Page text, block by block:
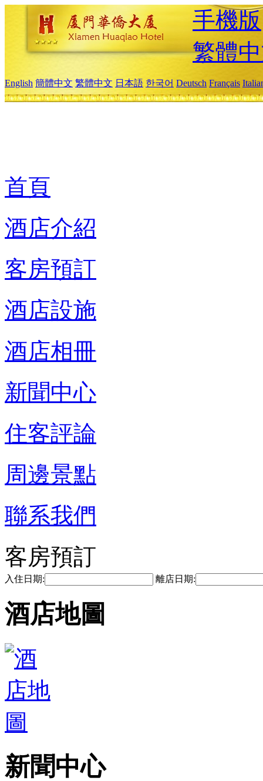
手機版
繁體
English 簡體中文 繁體中文 日本語 한국어 Deutsch Français
首頁
酒店介紹
客房預訂
酒店設施
酒店相冊
新聞中心
住客評論
周邊景點
聯系我們
客房預訂
入住日期: 離店日期:
酒店地圖
新聞中心